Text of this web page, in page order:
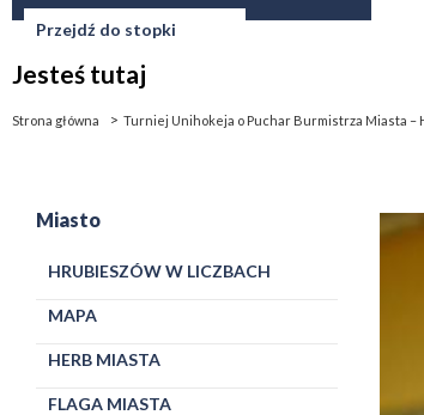
Przejdź do stopki
Jesteś tutaj
Strona główna Turniej Unihokeja o Puchar Burmistrza Miasta –
Miasto
HRUBIESZÓW W LICZBACH
MAPA
HERB MIASTA
FLAGA MIASTA